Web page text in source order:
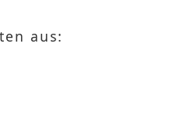
aus: